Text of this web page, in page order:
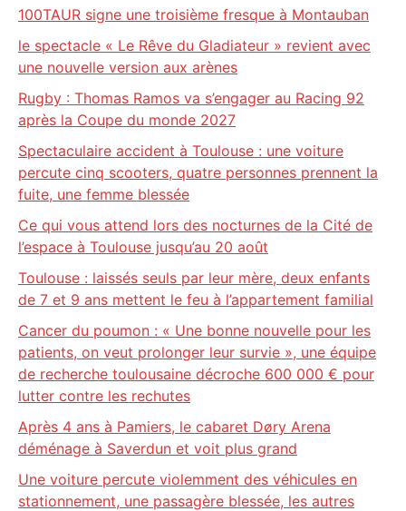
100TAUR signe une troisième fresque à Montauban
le spectacle « Le Rêve du Gladiateur » revient avec
une nouvelle version aux arènes
Rugby : Thomas Ramos va s’engager au Racing 92
après la Coupe du monde 2027
Spectaculaire accident à Toulouse : une voiture
percute cinq scooters, quatre personnes prennent la
fuite, une femme blessée
Ce qui vous attend lors des nocturnes de la Cité de
l’espace à Toulouse jusqu’au 20 août
Toulouse : laissés seuls par leur mère, deux enfants
de 7 et 9 ans mettent le feu à l’appartement familial
Cancer du poumon : « Une bonne nouvelle pour les
patients, on veut prolonger leur survie », une équipe
de recherche toulousaine décroche 600 000 € pour
lutter contre les rechutes
Après 4 ans à Pamiers, le cabaret Døry Arena
déménage à Saverdun et voit plus grand
Une voiture percute violemment des véhicules en
stationnement, une passagère blessée, les autres